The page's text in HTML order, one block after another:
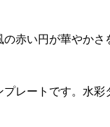
赤い円が華やか
レートです。水